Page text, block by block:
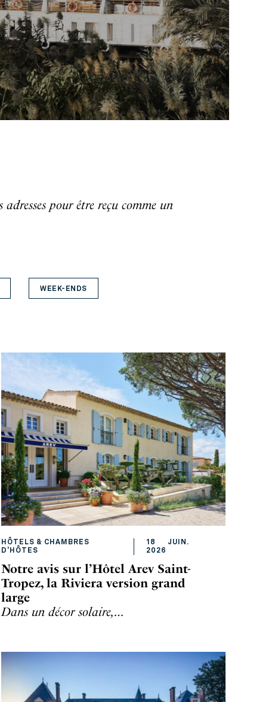
pour être reçu comme un
WEEK-ENDS
HÔTELS & CHAMBRES
D'HÔTES
18 JUIN .
2026
Notre avis sur l’Hôtel Arev Saint-
Tropez, la Riviera version grand
large
Dans un décor solaire,…